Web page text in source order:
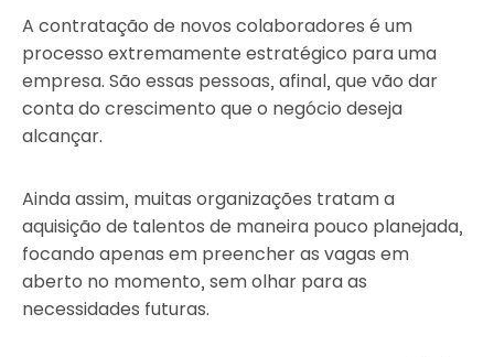
A contratação de novos colaboradores é um
processo extremamente estratégico para uma
empresa. São essas pessoas, afinal, que vão dar
conta do crescimento que o negócio deseja
alcançar.
Ainda assim, muitas organizações tratam a
aquisição de talentos de maneira pouco planejada,
focando apenas em preencher as vagas em
aberto no momento, sem olhar para as
necessidades futuras.